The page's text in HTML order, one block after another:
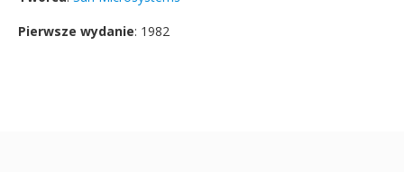
Pierwsze wydanie: 1982